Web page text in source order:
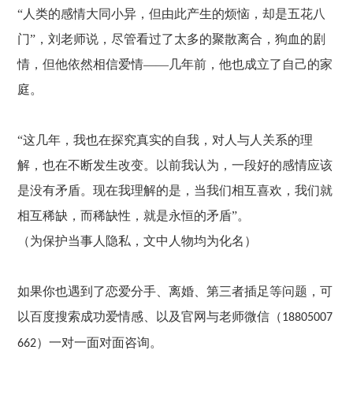
“人类的感情大同小异，但由此产生的烦恼，却是五花八
门”，刘老师说，尽管看过了太多的聚散离合，狗血的剧
情，但他依然相信爱情——几年前，他也成立了自己的家
庭。
“这几年，我也在探究真实的自我，对人与人关系的理
解，也在不断发生改变。以前我认为，一段好的感情应该
是没有矛盾。现在我理解的是，当我们相互喜欢，我们就
相互稀缺，而稀缺性，就是永恒的矛盾”。
（为保护当事人隐私，文中人物均为化名）
如果你也遇到了恋爱分手、离婚、第三者插足等问题，可
以百度搜索成功爱情感、以及官网与老师微信（18805007
662）一对一面对面咨询。